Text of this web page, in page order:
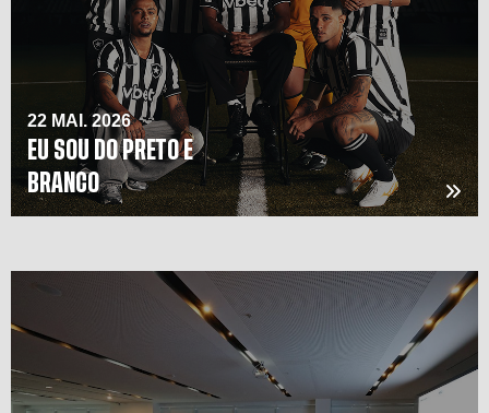
22 MAI. 2026
EU SOU DO PRETO E
BRANCO